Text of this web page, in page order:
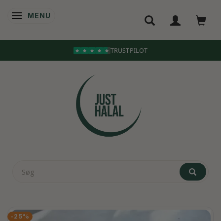
SKIFTE NAVIGATION
MENU
TRUSTPILOT
-25%